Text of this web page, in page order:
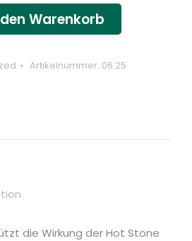
Warenkorb
Artikelnummer: 06.25
die Wirkung der Hot Stone